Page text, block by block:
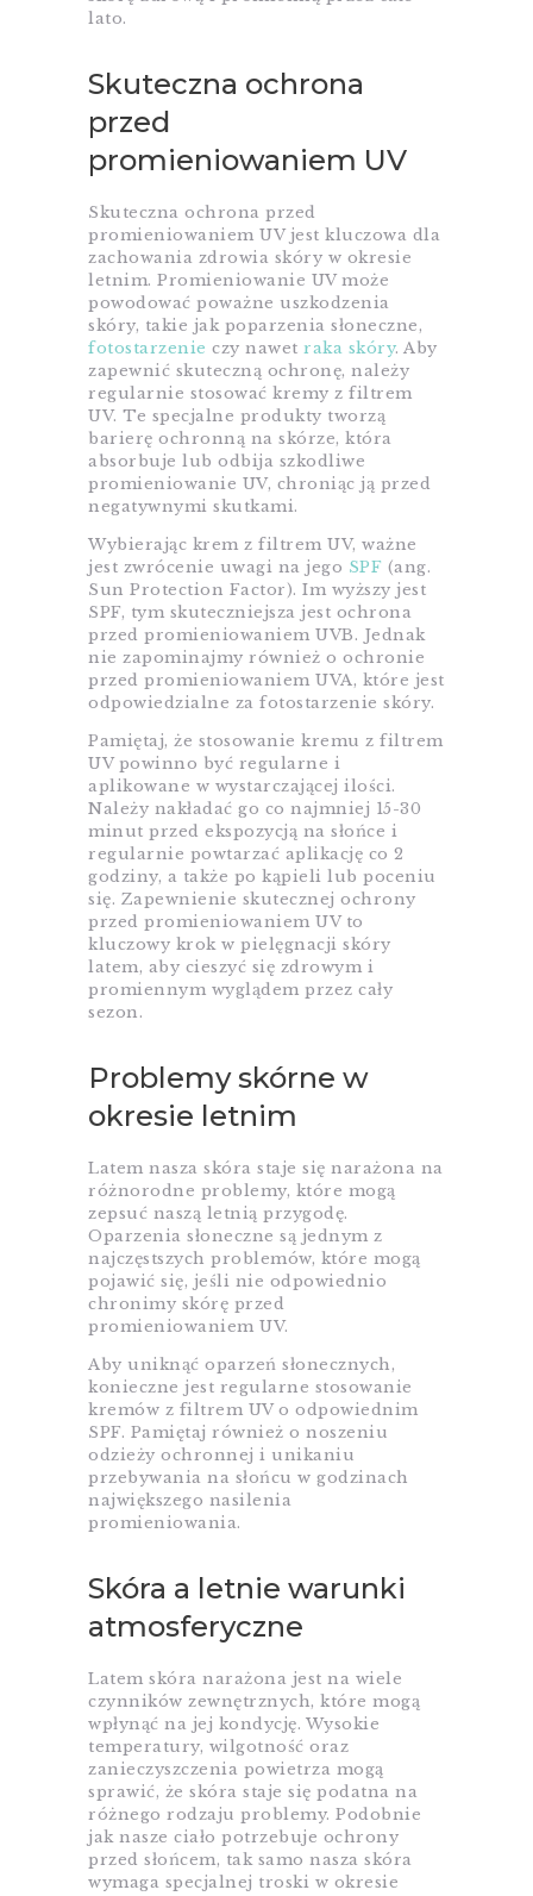
lato.
Skuteczna ochrona
przed
promieniowaniem UV
Skuteczna ochrona przed
promieniowaniem UV jest kluczowa dla
zachowania zdrowia skóry w okresie
letnim. Promieniowanie UV może
powodować poważne uszkodzenia
skóry, takie jak poparzenia słoneczne,
fotostarzenie czy nawet raka skóry. Aby
zapewnić skuteczną ochronę, należy
regularnie stosować kremy z filtrem
UV. Te specjalne produkty tworzą
barierę ochronną na skórze, która
absorbuje lub odbija szkodliwe
promieniowanie UV, chroniąc ją przed
negatywnymi skutkami.
Wybierając krem z filtrem UV, ważne
jest zwrócenie uwagi na jego SPF (ang.
Sun Protection Factor). Im wyższy jest
SPF, tym skuteczniejsza jest ochrona
przed promieniowaniem UVB. Jednak
nie zapominajmy również o ochronie
przed promieniowaniem UVA, które jest
odpowiedzialne za fotostarzenie skóry.
Pamiętaj, że stosowanie kremu z filtrem
UV powinno być regularne i
aplikowane w wystarczającej ilości.
Należy nakładać go co najmniej 15-30
minut przed ekspozycją na słońce i
regularnie powtarzać aplikację co 2
godziny, a także po kąpieli lub poceniu
się. Zapewnienie skutecznej ochrony
przed promieniowaniem UV to
kluczowy krok w pielęgnacji skóry
latem, aby cieszyć się zdrowym i
promiennym wyglądem przez cały
sezon.
Problemy skórne w
okresie letnim
Latem nasza skóra staje się narażona na
różnorodne problemy, które mogą
zepsuć naszą letnią przygodę.
Oparzenia słoneczne są jednym z
najczęstszych problemów, które mogą
pojawić się, jeśli nie odpowiednio
chronimy skórę przed
promieniowaniem UV.
Aby uniknąć oparzeń słonecznych,
konieczne jest regularne stosowanie
kremów z filtrem UV o odpowiednim
SPF. Pamiętaj również o noszeniu
odzieży ochronnej i unikaniu
przebywania na słońcu w godzinach
największego nasilenia
promieniowania.
Skóra a letnie warunki
atmosferyczne
Latem skóra narażona jest na wiele
czynników zewnętrznych, które mogą
wpłynąć na jej kondycję. Wysokie
temperatury, wilgotność oraz
zanieczyszczenia powietrza mogą
sprawić, że skóra staje się podatna na
różnego rodzaju problemy. Podobnie
jak nasze ciało potrzebuje ochrony
przed słońcem, tak samo nasza skóra
wymaga specjalnej troski w okresie